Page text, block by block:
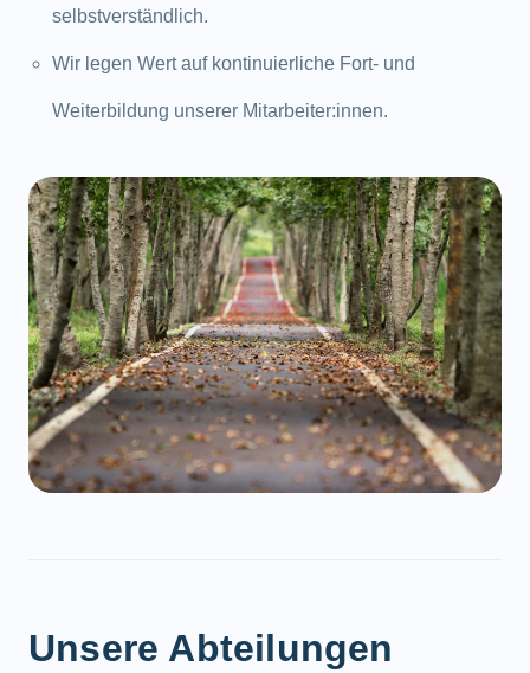
selbstverständlich.
Wir legen Wert auf kontinuierliche Fort- und
Weiterbildung unserer Mitarbeiter:innen.
Unsere Abteilungen